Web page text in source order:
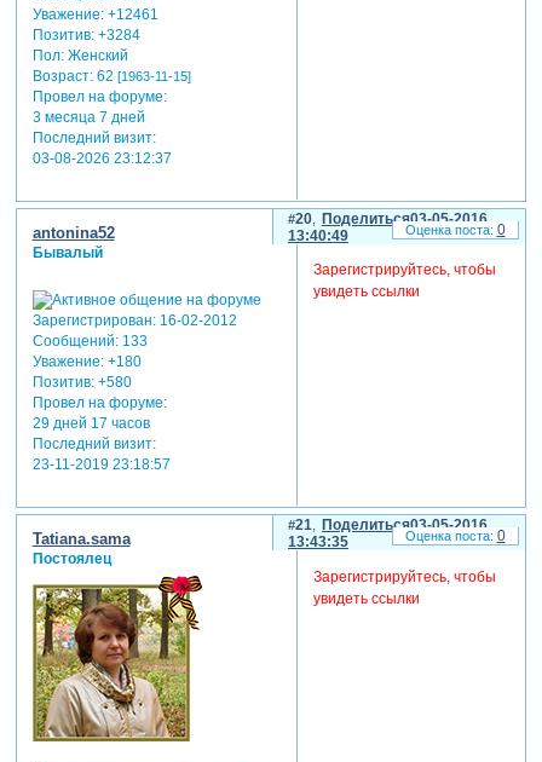
Уважение: +12461
Позитив: +3284
Пол:Женский
Возраст:62 [1963-11-15]
Провел на форуме:
3 месяца 7 дней
Последний визит:
03-08-2026 23:12:37
Поделиться
20
03-05-2016
13:40:49
antonina52
Бывалый
Зарегистрирован: 16-02-2012
Сообщений:133
Уважение: +180
Позитив: +580
Провел на форуме:
29 дней 17 часов
Последний визит:
23-11-2019 23:18:57
Зарегистрируйтесь, чтобы
увидеть ссылки
0
Поделиться
21
03-05-2016
13:43:35
Tatiana.sama
Постоялец
Зарегистрируйтесь, чтобы
увидеть ссылки
0